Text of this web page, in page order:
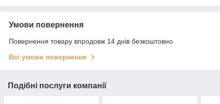
Умови повернення
Повернення товару впродовж 14 днів безкоштовно
Всі умови повернення
Подібні послуги компанії